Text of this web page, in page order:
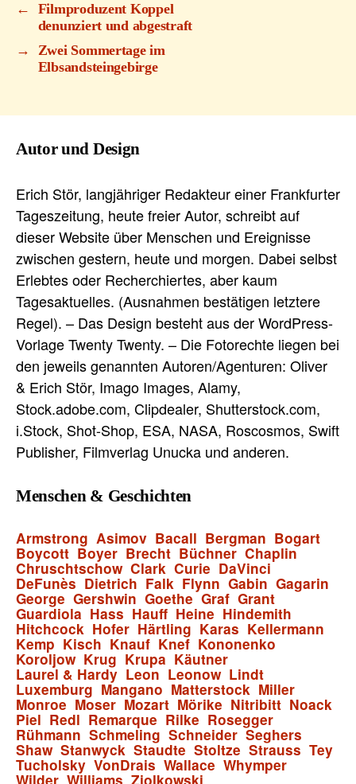
←
Filmproduzent Koppel
denunziert und abgestraft
→
Zwei Sommertage im
Elbsandsteingebirge
Autor und Design
Erich Stör, langjähriger Redakteur einer Frankfurter
Tageszeitung, heute freier Autor, schreibt auf
dieser Website über Menschen und Ereignisse
zwischen gestern, heute und morgen. Dabei selbst
Erlebtes oder Recherchiertes, aber kaum
Tagesaktuelles. (Ausnahmen bestätigen letztere
Regel). – Das Design besteht aus der WordPress-
Vorlage Twenty Twenty. – Die Fotorechte liegen bei
den jeweils genannten Autoren/Agenturen: Oliver
& Erich Stör, Imago Images, Alamy,
Stock.adobe.com, Clipdealer, Shutterstock.com,
i.Stock, Shot-Shop, ESA, NASA, Roscosmos, Swift
Publisher, Filmverlag Unucka und anderen.
Menschen & Geschichten
Armstrong Asimov Bacall Bergman Bogart
Boycott Boyer Brecht Büchner Chaplin
Chruschtschow Clark Curie DaVinci
DeFunès Dietrich Falk Flynn Gabin Gagarin
George Gershwin Goethe Graf Grant
Guardiola Hass Hauff Heine Hindemith
Hitchcock Hofer Härtling Karas Kellermann
Kemp Kisch Knauf Knef Kononenko
Koroljow Krug Krupa Käutner
Laurel & Hardy Leon Leonow Lindt
Luxemburg Mangano Matterstock Miller
Monroe Moser Mozart Mörike Nitribitt Noack
Piel Redl Remarque Rilke Rosegger
Rühmann Schmeling Schneider Seghers
Shaw Stanwyck Staudte Stoltze Strauss Tey
Tucholsky VonDrais Wallace Whymper